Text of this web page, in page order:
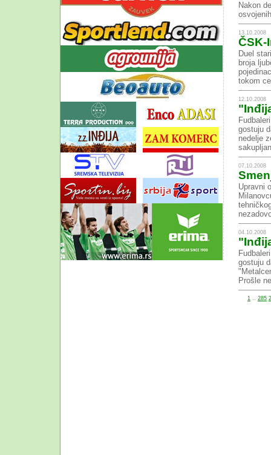
Nakon
13.10.2008
ČSK-
Duel
broja
tokom
12.10.2008
gostuju
nedelje
07.10.2008
Upravni
04.10.2008
gostuju
Prošle
1 .. 285